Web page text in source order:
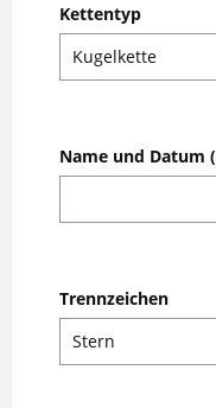
Kettentyp
Name und Datum
Trennzeichen